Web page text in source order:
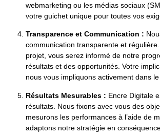
webmarketing ou les médias sociaux
votre guichet unique pour toutes vos
Transparence et Communication :
communication transparente et
projet, vous serez informé de notre
résultats et des opportunités. Votre
nous vous impliquons activement dans
Résultats Mesurables : Encre Digitale
résultats. Nous fixons avec vous des
mesurons les performances à l’aide de
adaptons notre stratégie en